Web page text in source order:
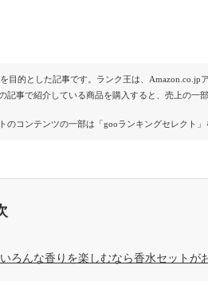
目的とした記事です。ランク王は、
記事で紹介している商品を購入すると、売上の一
のコンテンツの一部は「gooランキングセレクト」
いろんな香りを楽しむなら香水セットが